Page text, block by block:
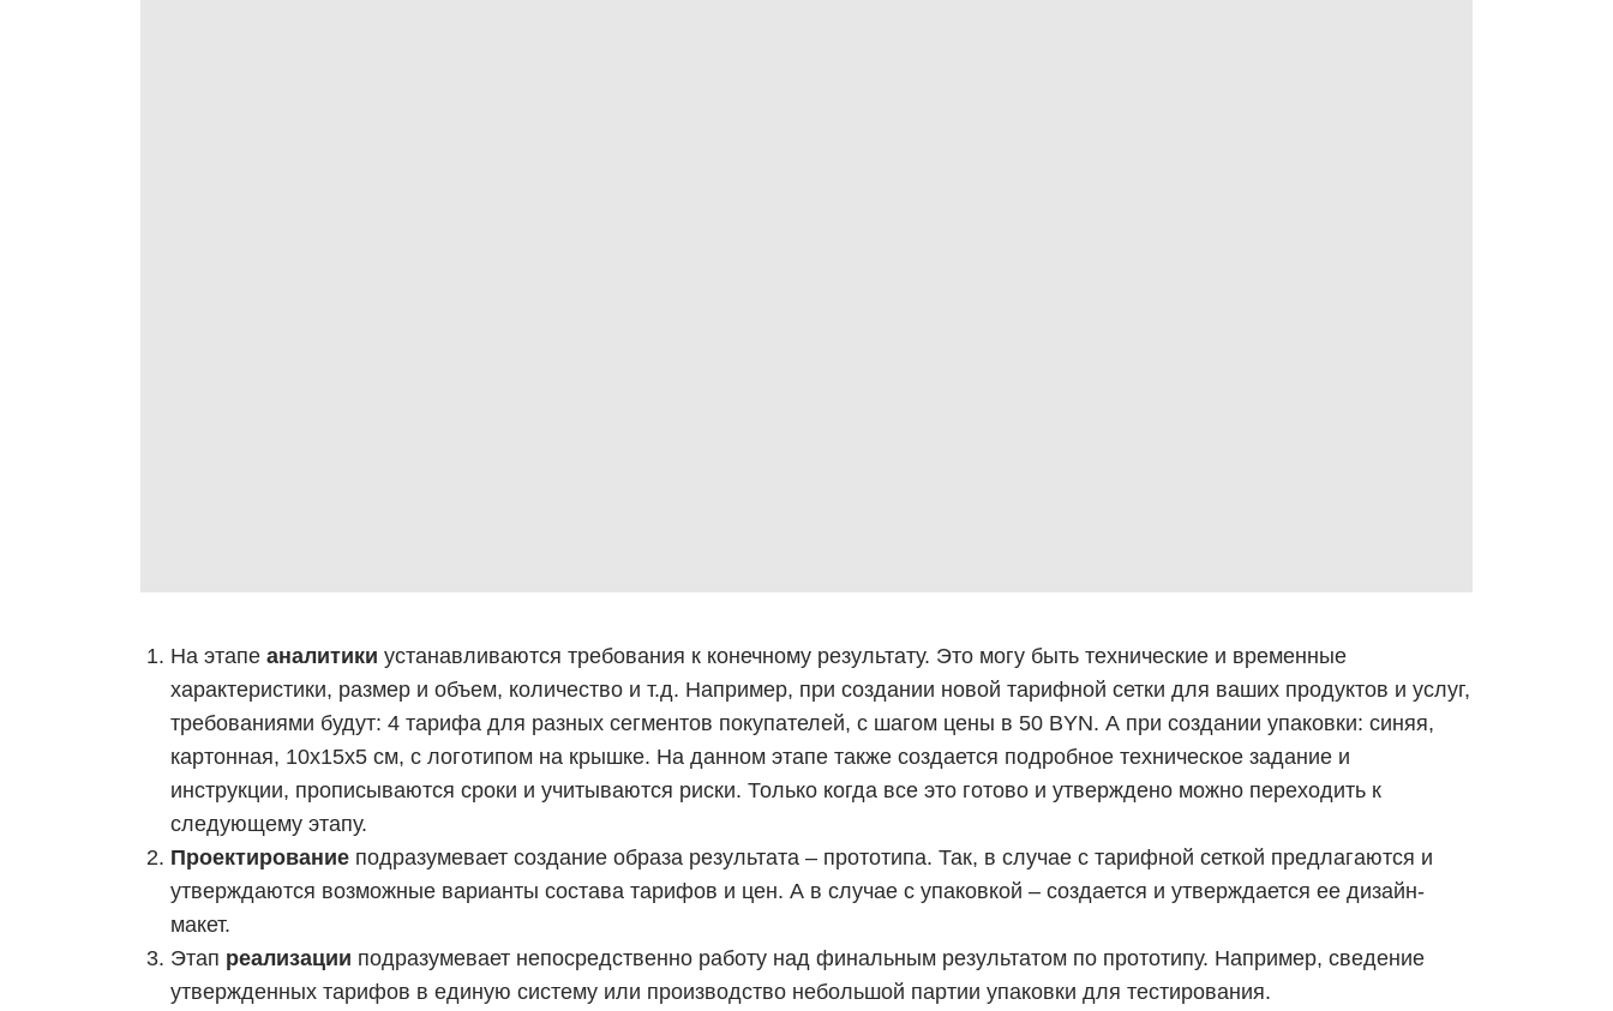
На этапе аналитики устанавливаются требования к конечному результату. Это могу быть технические и временные
характеристики, размер и объем, количество и т.д. Например, при создании новой тарифной сетки для ваших продуктов и услуг,
требованиями будут: 4 тарифа для разных сегментов покупателей, с шагом цены в 50 BYN. А при создании упаковки: синяя,
картонная, 10х15х5 см, с логотипом на крышке. На данном этапе также создается подробное техническое задание и
инструкции, прописываются сроки и учитываются риски. Только когда все это готово и утверждено можно переходить к
следующему этапу.
Проектирование подразумевает создание образа результата – прототипа. Так, в случае с тарифной сеткой предлагаются и
утверждаются возможные варианты состава тарифов и цен. А в случае с упаковкой – создается и утверждается ее дизайн-
макет.
Этап реализации подразумевает непосредственно работу над финальным результатом по прототипу. Например, сведение
утвержденных тарифов в единую систему или производство небольшой партии упаковки для тестирования.